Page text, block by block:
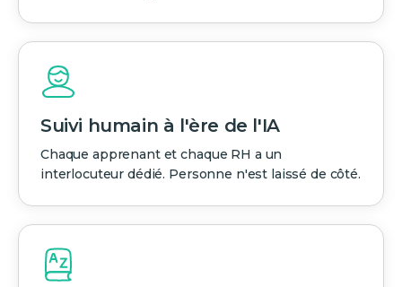
Suivi humain à l'ère de l'IA
Chaque apprenant et chaque RH a un
interlocuteur dédié. Personne n'est laissé de côté.